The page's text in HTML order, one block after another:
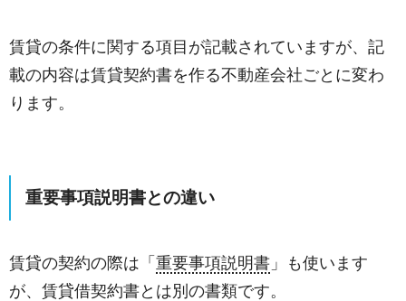
賃貸の条件に関する項目が記載されていますが、記
載の内容は賃貸契約書を作る不動産会社ごとに変わ
ります。
重要事項説明書との違い
賃貸の契約の際は 「 重要事項説明書 」
も使います
が、賃貸借契約書とは別の書類です。